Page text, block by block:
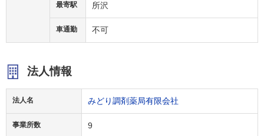
最寄駅 所沢
車通勤 不可
法人情報
法人名 みどり調剤薬局有限会社
事業所数 9